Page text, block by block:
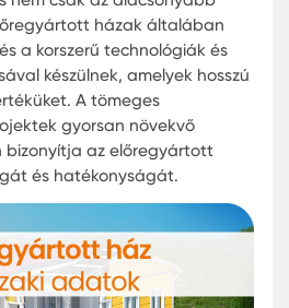
árú, és a
összehasonlítva gyakran
kínálnak.
olcsó előregyártott ház
és nem csak az alacsonyabb
előregyártott házak
és a korszerű technológiák
készülnek, amelyek
értéküket. A tömeges
gyorsan növekvő